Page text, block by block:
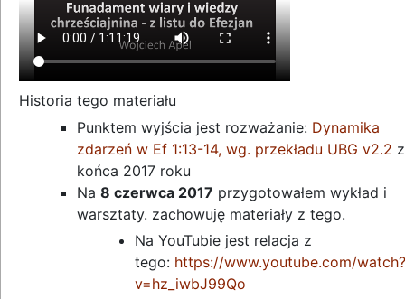
Historia tego materiału
Punktem wyjścia jest rozważanie: Dynamika
zdarzeń w Ef 1:13-14, wg. przekładu UBG v2.2 z
końca 2017 roku
Na 8 czerwca 2017 przygotowałem wykład i
warsztaty. zachowuję materiały z tego.
Na YouTubie jest relacja z
tego: https://www.youtube.com/watch?
v=hz_iwbJ99Qo